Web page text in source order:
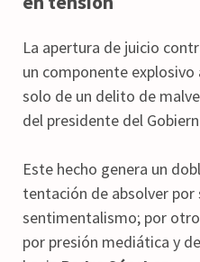
La apertura de juicio
un componente
solo de un delito de
del presidente del
Este hecho genera un
tentación de absolver
sentimentalismo; por
por presión mediática y